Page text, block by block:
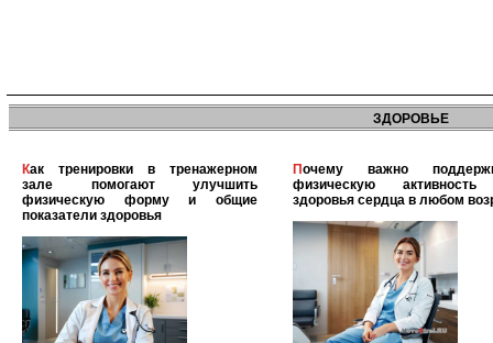
ЗДОРОВЬЕ
Как тренировки в тренажерном
зале помогают улучшить
физическую форму и общие
показатели здоровья
Почему важно поддерживать
физическую
здоровья сердца в любом